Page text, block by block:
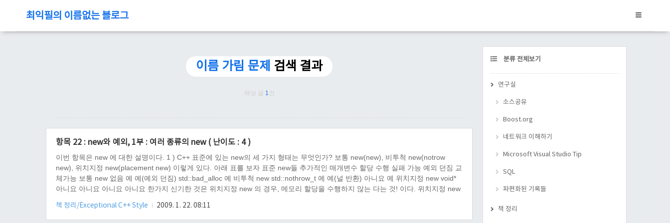
최익필의 이름없는 블로그
이름 가림 문제 검색 결과
해당 글 1 건
항목 22 : new와 예외, 1부 : 여러 종류의 new ( 난이도 : 4 )
이번 항목은 new 에 대한 설명이다. 1 ) C++ 표준에 있는 new의 세 가지 형태는 무엇인가? 보통 new(new), 비투척 new(notrow
new), 위치지정 new(placement new) 이렇게 있다. 아래 표를 보자 표준 new들 추가적인 매개변수 할당 수행 실패 가능 예외 던짐 교
체가능 보통 new 없음 예 예(예외 던짐) std::bad_alloc 예 비투척 new std::nothrow_t 예 예(널 반환) 아니요 예 위치지정 new void*
아니요 아니요 아니요 아니요 한가지 신기한 것은 위치지정 new 의 경우, 메모리 할당을 수행하지 않는 다는 것! 이다. 위치지정 new
책 정리/Exceptional C++ Style
2009. 1. 22. 08:11
CATEGORY
분류 전체보기
연구실
소스공유
Boost.org
네트워크 이해하기
Microsoft Visual Studio Tip
SQL
파편화된 기록들
책 정리